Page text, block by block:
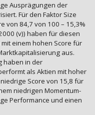
Ausprägungen der
Für den Faktor Size
von 84,7 von 100 – 15,3%
(v)) haben für diesen
einem hohen Score für
aus.
haben in der
als Aktien mit hoher
Score von 15,8 für
niedrigen Momentum-
Performance und einen